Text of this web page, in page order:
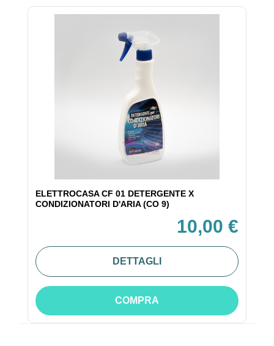
ELETTROCASA CF 01 DETERGENTE X
CONDIZIONATORI D'ARIA (CO 9)
10,00 €
DETTAGLI
COMPRA